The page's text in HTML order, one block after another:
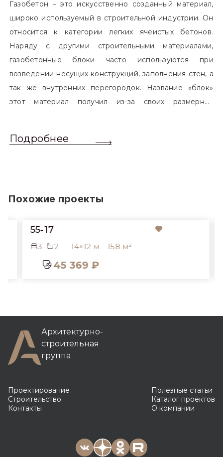
Газобетон – это искусственно созданный материал,
широко используемый в строительной индустрии. Он
относится к категории легких ячеистых бетонов.
Наряду с другими строительными материалами,
газобетонные блоки часто используются при
возведении несущих конструкций, заполнения стен, а
так же внутренних перегородок. Название «блок»
этот материал получил из-за своих размерных
обычный одинарный кирпич. Размер блоков различен
Подробнее
Похожие проекты
55-17
3 2 14×12 м 158 м²
45 369 ₽
Архитектурно-
строительная
группа
Проектирование
Строительство
Контакты
Полезные статьи
Каталог проектов
О компании